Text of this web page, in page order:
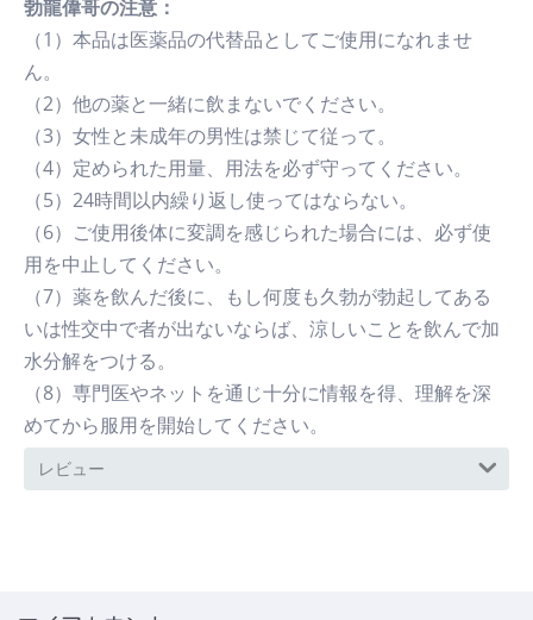
勃龍偉哥の注意：
（1）本品は医薬品の代替品としてご使用になれませ
ん。
（2）他の薬と一緒に飲まないでください。
（3）女性と未成年の男性は禁じて従って。
（4）定められた用量、用法を必ず守ってください。
（5）24時間以内繰り返し使ってはならない。
（6）ご使用後体に変調を感じられた場合には、必ず使
用を中止してください。
（7）薬を飲んだ後に、もし何度も久勃が勃起してある
いは性交中で者が出ないならば、涼しいことを飲んで加
水分解をつける。
（8）専門医やネットを通じ十分に情報を得、理解を深
めてから服用を開始してください。
レビュー